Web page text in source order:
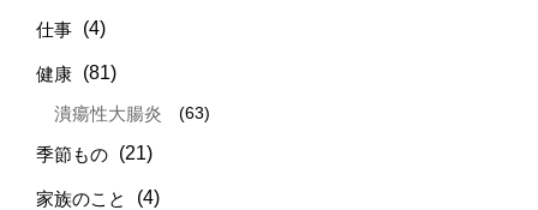
仕事 (4)
健康 (81)
潰瘍性大腸炎 (63)
季節もの (21)
家族のこと (4)